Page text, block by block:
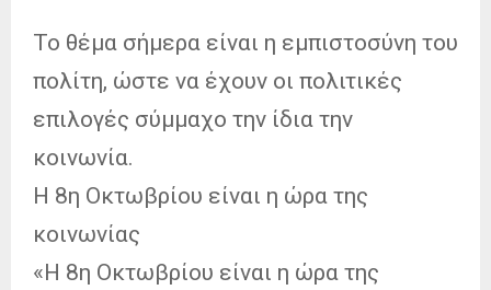
Το θέμα σήμερα είναι η εμπιστοσύνη του
πολίτη, ώστε να έχουν οι πολιτικές
επιλογές σύμμαχο την ίδια την
κοινωνία.
Η 8η Οκτωβρίου είναι η ώρα της
κοινωνίας
«Η 8η Οκτωβρίου είναι η ώρα της